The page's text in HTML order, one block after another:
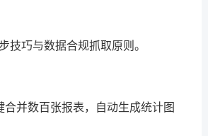
技巧与数据合规抓取原则。
合并数百张报表，自动生成统计图